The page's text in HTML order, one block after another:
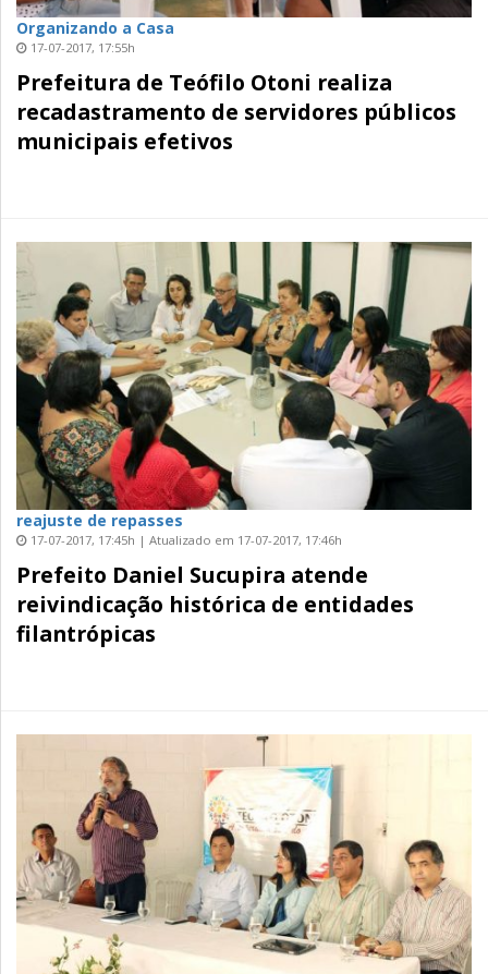
Organizando a Casa
17-07-2017, 17:55h
Prefeitura de Teófilo Otoni realiza
recadastramento de servidores públicos
municipais efetivos
reajuste de repasses
17-07-2017, 17:45h | Atualizado em 17-07-2017, 17:46h
Prefeito Daniel Sucupira atende
reivindicação histórica de entidades
filantrópicas